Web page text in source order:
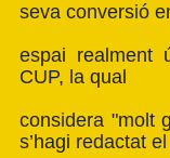
seva conversió
espai realment
CUP, la qual
considera "molt
s’hagi redactat el